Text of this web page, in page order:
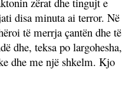
disa minuta ai terror. Në
të merrja çantën dhe të
dhe, teksa po largohesha,
dhe me një shkelm. Kjo